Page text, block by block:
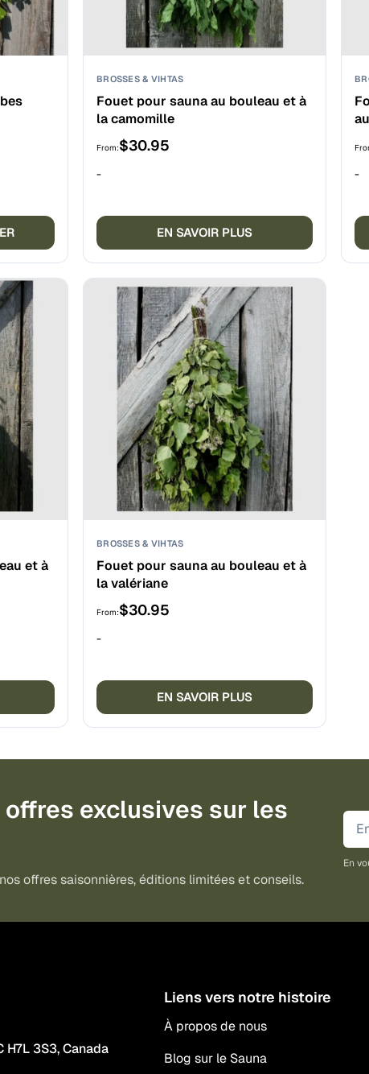
BROSSES & VIHTAS
Fouet pour sauna au bouleau et à
la camomille
From:$30.95
-
EN SAVOIR PLUS
-
et à
BROSSES & VIHTAS
Fouet pour sauna au bouleau et à
la valériane
From:$30.95
-
EN SAVOIR PLUS
exclusives sur les
offres saisonnières, éditions limitées et conseils.
En
H7L 3S3, Canada
Liens vers notre histoire
À propos de nous
Blog sur le Sauna